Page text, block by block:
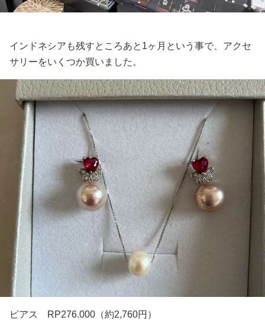
インドネシアも残すところあと1ヶ月という事で、アクセ
サリーをいくつか買いました。
ピアス RP276.000（約2,760円）